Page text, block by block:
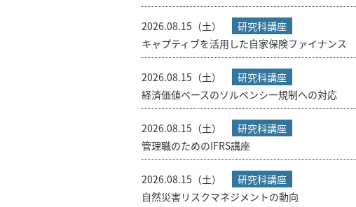
2026.08.15（土）
研究科講座
キャプティブを活用した自家保険ファイナンス
2026.08.15（土）
研究科講座
経済価値ベースのソルベンシー規制への対応
2026.08.15（土）
研究科講座
管理職のためのIFRS講座
2026.08.15（土）
研究科講座
自然災害リスクマネジメントの動向